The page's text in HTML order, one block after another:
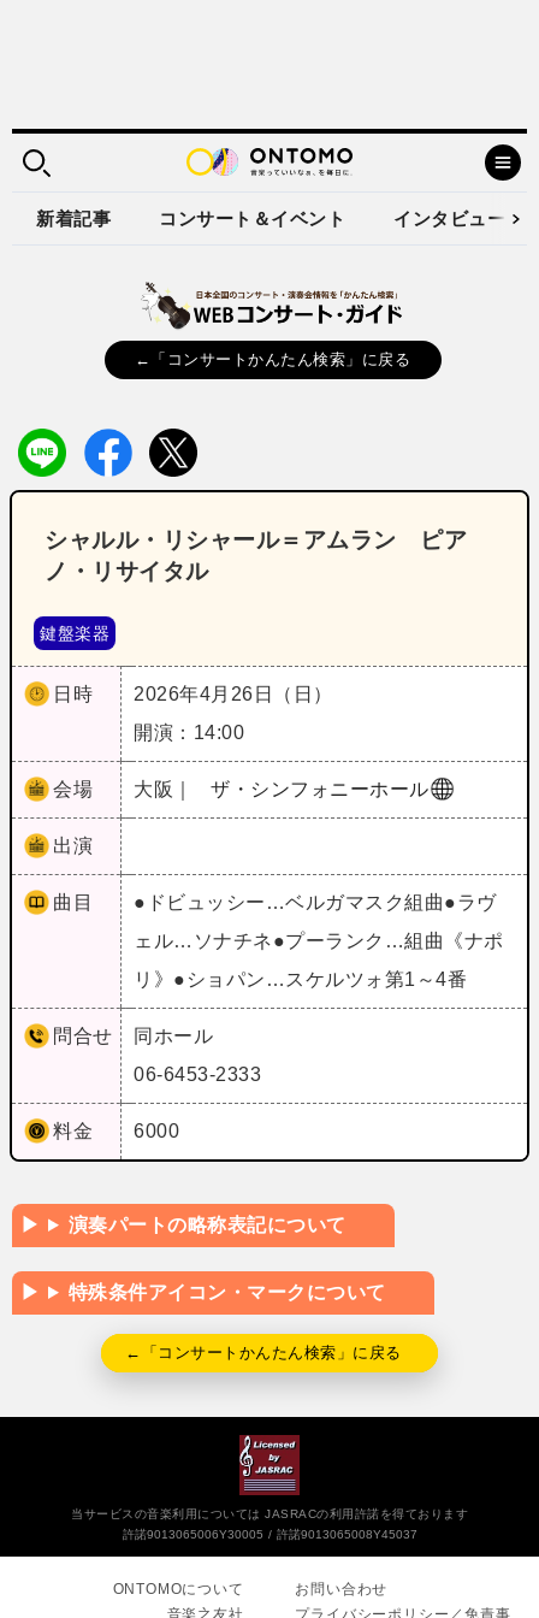
新着記事 コンサート＆イベント インタビュー
←「コンサートかんたん検索」に戻る
シャルル・リシャール＝アムラン ピア
ノ・リサイタル
鍵盤楽器
日時
2026年4月26日（日）
開演：14:00
会場 大阪｜ ザ・シンフォニーホール
出演
曲目
●ドビュッシー…ベルガマスク組曲●ラヴ
ェル…ソナチネ●プーランク…組曲《ナポ
リ》●ショパン…スケルツォ第1～4番
問合せ
同ホール
06-6453-2333
料金 6000
演奏パートの略称表記について
特殊条件アイコン・マークについて
←「コンサートかんたん検索」に戻る
当サービスの音楽利用については JASRACの利用許諾を得ております
許諾9013065006Y30005
許諾9013065008Y45037
ONTOMOについて
音楽之友社
お問い合わせ
プライバシーポリシー／免責事